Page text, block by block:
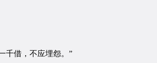
千借，不应埋怨。”